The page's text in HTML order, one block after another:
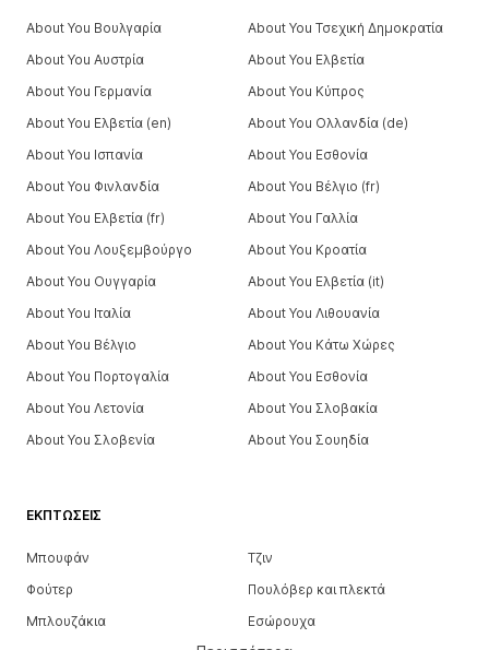
ΕΚΠΤΏΣΕΙΣ
Μπουφάν
Τζιν
Φούτερ
Πουλόβερ και πλεκτά
Μπλουζάκια
Εσώρουχα
About You Βουλγαρία
About You Τσεχική Δημοκρατία
About You Αυστρία
About You Ελβετία
About You Γερμανία
About You Κύπρος
About You Ελβετία (en)
About You Ολλανδία (de)
About You Ισπανία
About You Εσθονία
About You Φινλανδία
About You Βέλγιο (fr)
About You Ελβετία (fr)
About You Γαλλία
About You Λουξεμβούργο
About You Κροατία
About You Ουγγαρία
About You Ελβετία (it)
About You Ιταλία
About You Λιθουανία
About You Βέλγιο
About You Κάτω Χώρες
About You Πορτογαλία
About You Εσθονία
About You Λετονία
About You Σλοβακία
About You Σλοβενία
About You Σουηδία